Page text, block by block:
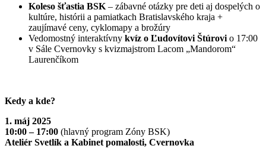
Koleso šťastia BSK – zábavné otázky pre deti aj dospelých o
kultúre, histórii a pamiatkach Bratislavského kraja +
zaujímavé ceny, cyklomapy a brožúry
Vedomostný interaktívny kvíz o Ľudovítovi Štúrovi o 17:00
v Sále Cvernovky s kvizmajstrom Lacom „Mandorom“
Laurenčíkom
Kedy a kde?
1. máj 2025
10:00 – 17:00 (hlavný program Zóny BSK)
Ateliér Svetlík a Kabinet pomalosti, Cvernovka